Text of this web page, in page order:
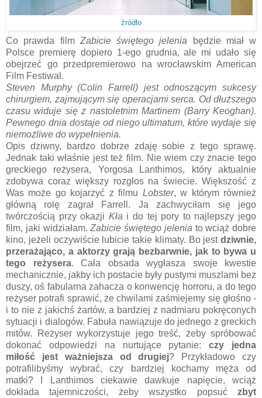
źródło
Co prawda filmZabicie świętego jelenia będzie miał w
Polsce premierę dopiero 1-ego grudnia, ale mi udało się
obejrzeć go przedpremierowo na wrocławskim American
Film Festiwal.
Steven Murphy (Colin Farrell) jest odnoszącym sukcesy
chirurgiem, zajmującym się operacjami serca. Od dłuższego
czasu widuje się z nastoletnim Martinem (Barry Keoghan).
Pewnego dnia dostaje od niego ultimatum, które wydaje się
niemożliwe do wypełnienia.
Opis dziwny, bardzo dobrze zdaję sobie z tego sprawę.
Jednak taki właśnie jest też film. Nie wiem czy znacie tego
greckiego reżysera, Yorgosa Lanthimos, który aktualnie
zdobywa coraz większy rozgłos na świecie. Większość z
Was może go kojarzyć z filmu Lobster, w którym również
główną rolę zagrał Farrell. Ja zachwyciłam się jego
twórczością przy okazji Kłai do tej pory to najlepszy jego
film, jaki widziałam.Zabicie świętego jeleniato wciąż dobre
kino, jeżeli oczywiście lubicie takie klimaty. Bo jest dziwnie,
przerażająco, a aktorzy grają bezbarwnie, jak to bywa u
tego reżysera. Cała obsada wygłasza swoje kwestie
mechanicznie, jakby ich postacie były pustymi muszlami bez
duszy, oś fabularna zahacza o konwencję horroru, a do tego
reżyser potrafi sprawić, że chwilami zaśmiejemy się głośno -
i to nie z jakichś żartów, a bardziej z nadmiaru pokręconych
sytuacji i dialogów. Fabuła nawiązuje do jednego z greckich
mitów. Reżyser wykorzystuje jego treść, żeby spróbować
dokonać odpowiedzi na nurtujące pytanie:czy jedna
miłość jest ważniejsza od drugiej? Przykładowo czy
potrafilibyśmy wybrać, czy bardziej kochamy męża od
matki? I Lanthimos ciekawie dawkuje napięcie, wciąż
dokłada tajemniczości, żeby wszystko popsuć zbyt